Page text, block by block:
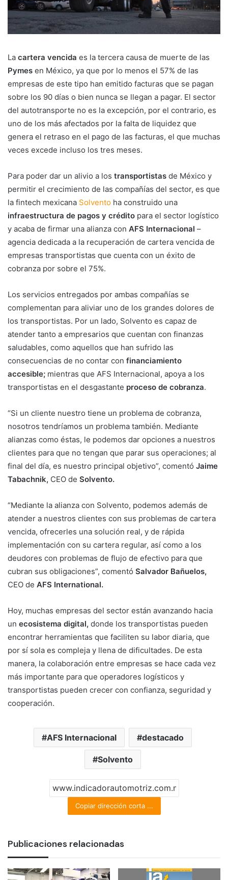
La cartera vencida es la tercera causa de muerte de las
Pymes en México, ya que por lo menos el 57% de las
empresas de este tipo han emitido facturas que se pagan
sobre los 90 días o bien nunca se llegan a pagar. El sector
del autotransporte no es la excepción, por el contrario, es
uno de los más afectados por la falta de liquidez que
genera el retraso en el pago de las facturas, el que muchas
veces excede incluso los tres meses.
Para poder dar un alivio a los transportistas de México y
permitir el crecimiento de las compañías del sector, es que
la fintech mexicana Solvento ha construido una
infraestructura de pagos y crédito para el sector logístico
y acaba de firmar una alianza con AFS Internacional –
agencia dedicada a la recuperación de cartera vencida de
empresas transportistas que cuenta con un éxito de
cobranza por sobre el 75%.
Los servicios entregados por ambas compañías se
complementan para aliviar uno de los grandes dolores de
los transportistas. Por un lado, Solvento es capaz de
atender tanto a empresarios que cuentan con finanzas
saludables, como aquellos que han sufrido las
consecuencias de no contar con financiamiento
accesible; mientras que AFS Internacional, apoya a los
transportistas en el desgastante proceso de cobranza.
“Si un cliente nuestro tiene un problema de cobranza,
nosotros tendríamos un problema también. Mediante
alianzas como éstas, le podemos dar opciones a nuestros
clientes para que no tengan que parar sus operaciones; al
final del día, es nuestro principal objetivo”, comentó Jaime
Tabachnik, CEO de Solvento.
“Mediante la alianza con Solvento, podemos además de
atender a nuestros clientes con sus problemas de cartera
vencida, ofrecerles una solución real, y de rápida
implementación con su cartera regular, así como a los
deudores con problemas de flujo de efectivo para que
cubran sus obligaciones”, comentó Salvador Bañuelos,
CEO de AFS International.
Hoy, muchas empresas del sector están avanzando hacia
un ecosistema digital, donde los transportistas pueden
encontrar herramientas que faciliten su labor diaria, que
por sí sola es compleja y llena de dificultades. De esta
manera, la colaboración entre empresas se hace cada vez
más importante para que operadores logísticos y
transportistas pueden crecer con confianza, seguridad y
cooperación.
AFS Internacional destacado
Solvento
Copiar dirección corta ...
Publicaciones relacionadas